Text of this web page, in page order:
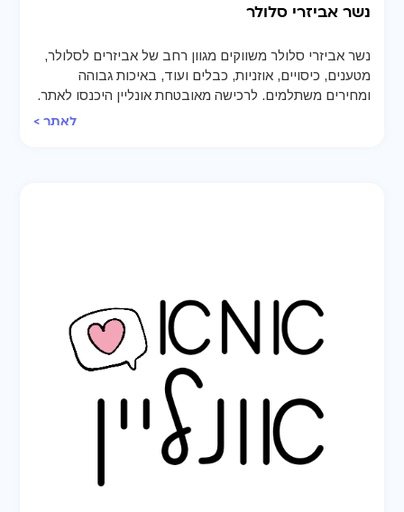
נשר אביזרי סלולר
נשר אביזרי סלולר משווקים מגוון רחב של אביזרים לסלולר,
מטענים, כיסויים, אוזניות, כבלים ועוד, באיכות גבוהה
ומחירים משתלמים. לרכישה מאובטחת אונליין היכנסו לאתר.
לאתר >